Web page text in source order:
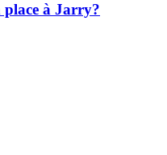
place à Jarry?